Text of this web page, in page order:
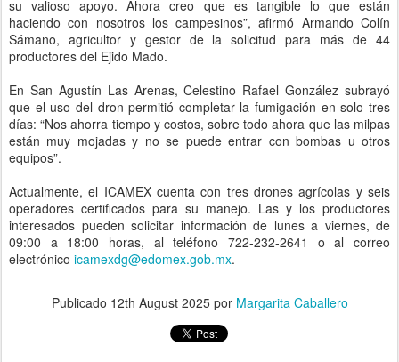
su valioso apoyo. Ahora creo que es tangible lo que están
haciendo con nosotros los campesinos”, afirmó Armando Colín
Sámano, agricultor y gestor de la solicitud para más de 44
productores del Ejido Mado.
En San Agustín Las Arenas, Celestino Rafael González subrayó
que el uso del dron permitió completar la fumigación en solo tres
días: “Nos ahorra tiempo y costos, sobre todo ahora que las milpas
están muy mojadas y no se puede entrar con bombas u otros
equipos”.
Actualmente, el ICAMEX cuenta con tres drones agrícolas y seis
operadores certificados para su manejo. Las y los productores
interesados pueden solicitar información de lunes a viernes, de
09:00 a 18:00 horas, al teléfono 722-232-2641 o al correo
electrónico icamexdg@edomex.gob.mx.
Publicado 12th August 2025por Margarita Caballero